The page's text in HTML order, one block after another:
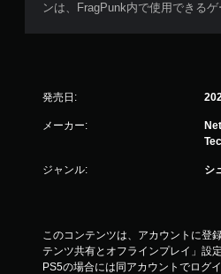
ンは、FragPunk内で使用できるゲ
発売日:
メーカー:
ジャンル: シ
このコンテンツは、アカウントに登
テンツ共有とオフラインプレイ」設
PS5の場合には同アカウントでログ